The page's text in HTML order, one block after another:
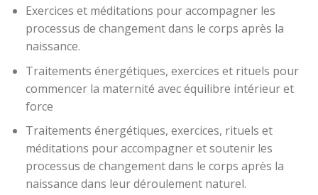
Exercices et méditations pour accompagner les
processus de changement dans le corps après la
naissance.
Traitements énergétiques, exercices et rituels pour
commencer la maternité avec équilibre intérieur et
force
Traitements énergétiques, exercices, rituels et
méditations pour accompagner et soutenir les
processus de changement dans le corps après la
naissance dans leur déroulement naturel.